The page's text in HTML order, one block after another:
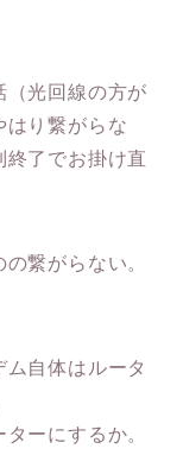
（光回線の方が
はり繋がらな
終了でお掛け直
繋がらない。
自体はルータ
ーにするか。